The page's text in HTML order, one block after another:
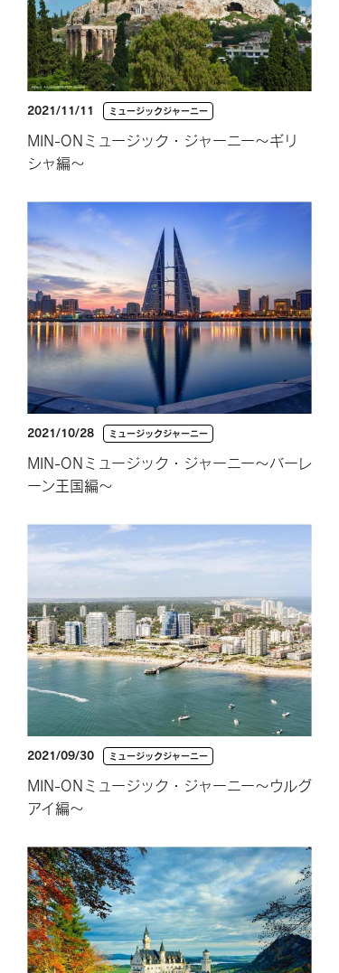
2021/11/11 ミュージックジャーニー
MIN-ONミュージック・ジャーニー～ギリ
シャ編～
2021/10/28 ミュージックジャーニー
MIN-ONミュージック・ジャーニー～バーレ
ーン王国編～
2021/09/30 ミュージックジャーニー
MIN-ONミュージック・ジャーニー～ウルグ
アイ編～